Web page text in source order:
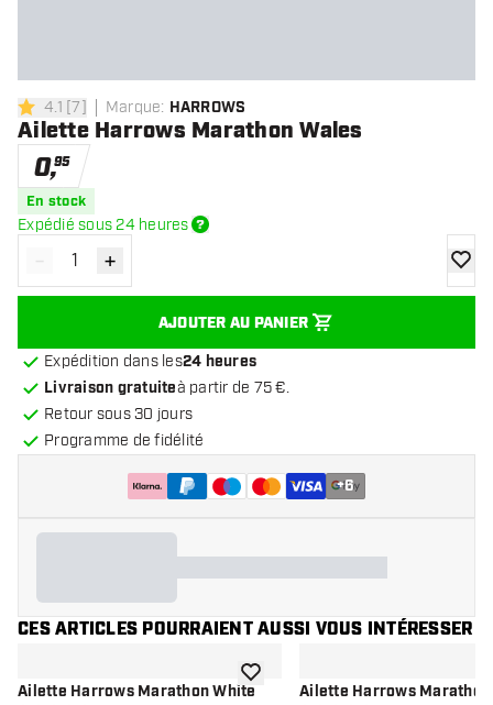
4.1 étoiles de notation
4.1 [7] Marque: HARROWS
Ailette Harrows Marathon Wales
0,95
En stock
Expédié sous 24 heures
Diminuer la quantité
- Augmenter la quantité
+
AJOUTER AU PANIER
Expédition dans les24 heures
Livraison gratuiteà partir de 75 €.
Retour sous 30 jours
Programme de fidélité
+6
CES ARTICLES POURRAIENT AUSSI VOUS INTÉRESSER
Ailette Harrows Marathon Whiteajouter à la liste de souhaits
Ailette Harrows Marathon